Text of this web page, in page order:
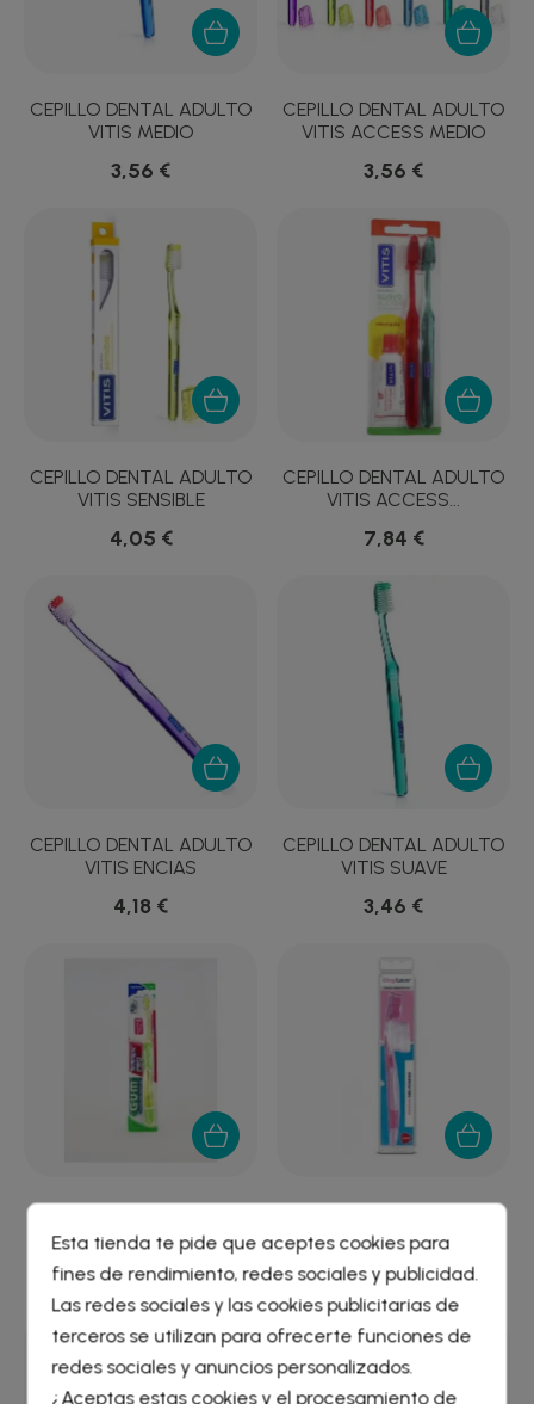
CEPILLO DENTAL ADULTO
VITIS MEDIO
3,56 €
CEPILLO DENTAL ADULTO
VITIS ACCESS MEDIO
3,56 €
CEPILLO DENTAL ADULTO
VITIS SENSIBLE
4,05 €
CEPILLO DENTAL ADULTO
VITIS ACCESS...
7,84 €
CEPILLO DENTAL ADULTO
VITIS ENCIAS
4,18 €
CEPILLO DENTAL ADULTO
VITIS SUAVE
3,46 €
CEPILLO DENTAL ADULTO
GUM 528...
2,77 €
CEPILLO DENTAL ADULTO
GINGILACER SUAVE
4,62 €
Crear lista de deseos
Nombre de la lista de deseos
Iniciar sesión
Esta tienda te pide que aceptes cookies para
fines de rendimiento, redes sociales y publicidad.
Las redes sociales y las cookies publicitarias de
terceros se utilizan para ofrecerte funciones de
redes sociales y anuncios personalizados.
¿Aceptas estas cookies y el procesamiento de